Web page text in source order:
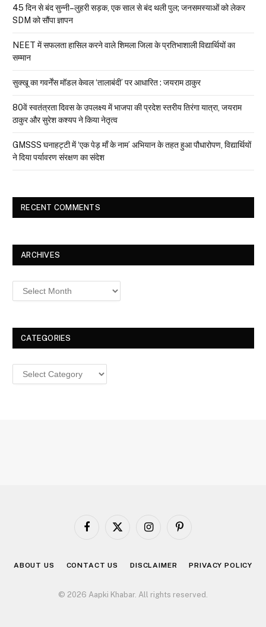
45 दिन से बंद सुन्नी–लुहरी सड़क, एक साल से बंद थली पुल; जनसमस्याओं को लेकर
SDM को सौंपा ज्ञापन
NEET में सफलता हासिल करने वाले शिमला जिला के प्रतिभाशाली विद्यार्थियों का
सम्मान
सुक्खू का गवर्नेंस मॉडल केवल ‘तालाबंदी’ पर आधारित : जयराम ठाकुर
80वें स्वतंत्रता दिवस के उपलक्ष्य में भाजपा की प्रदेश स्तरीय तिरंगा यात्रा, जयराम
ठाकुर और सुरेश कश्यप ने किया नेतृत्व
GMSSS घनाहट्टी में ‘एक पेड़ माँ के नाम’ अभियान के तहत हुआ पौधारोपण, विद्यार्थियों
ने दिया पर्यावरण संरक्षण का संदेश
RECENT COMMENTS
ARCHIVES
Archives
CATEGORIES
Categories
Facebook
X
InstagramPinterest
ABOUT US CONTACT US DISCLAIMER PRIVACY POLICY
© 2026 Aapki Khabar. All rights reserved.